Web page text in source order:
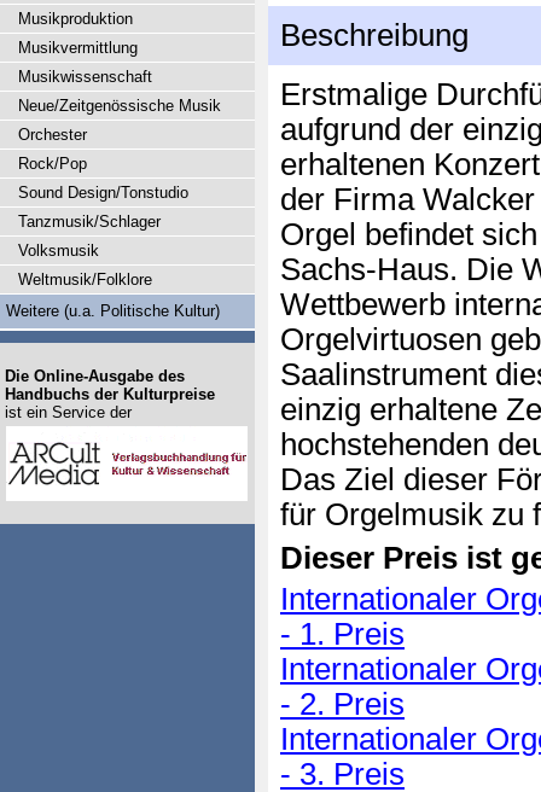
Beschreibung
Erstmalige
aufgrund der
erhaltenen
der Firma
Orgel befindet
Sachs-Haus. Die
Wettbewerb
Orgelvirtuosen
Saalinstrument
einzig erhaltene
hochstehenden
Das Ziel dieser
für Orgelmusik zu
Dieser Preis ist
Internationaler
- 1. Preis
Internationaler
- 2. Preis
Internationaler
- 3. Preis
Musikproduktion
Musikvermittlung
Musikwissenschaft
Neue/Zeitgenössische Musik
Orchester
Rock/Pop
Sound Design/Tonstudio
Tanzmusik/Schlager
Volksmusik
Weltmusik/Folklore
Weitere (u.a. Politische Kultur)
Die Online-Ausgabe des
Handbuchs der Kulturpreise
ist ein Service der